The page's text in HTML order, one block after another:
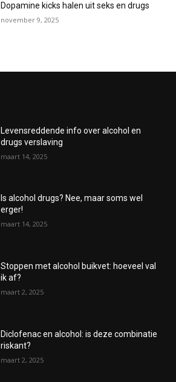
Dopamine kicks halen uit seks en drugs
november 9, 2025
Levensreddende info over alcohol en
drugs verslaving
maart 14, 2025
Is alcohol drugs? Nee, maar soms wel
erger!
maart 14, 2025
Stoppen met alcohol buikvet: hoeveel val
ik af?
maart 2, 2025
Diclofenac en alcohol: is deze combinatie
riskant?
maart 2, 2025